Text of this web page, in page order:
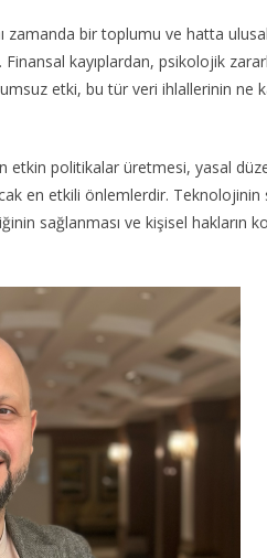
zamanda bir toplumu ve hatta
kayıplardan, psikolojik
etki, bu tür veri ihlallerinin ne
etkin politikalar üretmesi, yasal
en etkili önlemlerdir. Teknolojinin
sağlanması ve kişisel hakların